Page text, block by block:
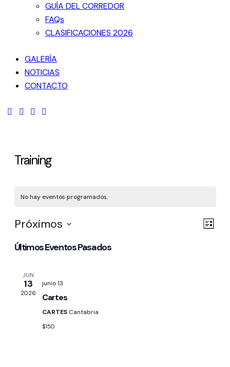
GUÍA DEL CORREDOR
FAQs
CLASIFICACIONES 2026
GALERÍA
NOTICIAS
CONTACTO
facebook-
twitter-
dribble-instagram
Training
No hay eventos programados.
Lista
Próximos
la
Últimos Eventos Pasados
JUN
13
2026
junio 13
Cartes
CARTES Cantabria
$150